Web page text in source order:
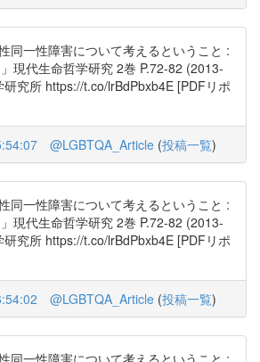
同一性障害について考えるということ :
現代生命哲学研究 2巻 P.72-82 (2013-
究所 https://t.co/lrBdPbxb4E [PDFリポ
@LGBTQA_Article (投稿一覧)
同一性障害について考えるということ :
現代生命哲学研究 2巻 P.72-82 (2013-
究所 https://t.co/lrBdPbxb4E [PDFリポ
@LGBTQA_Article (投稿一覧)
同一性障害について考えるということ :